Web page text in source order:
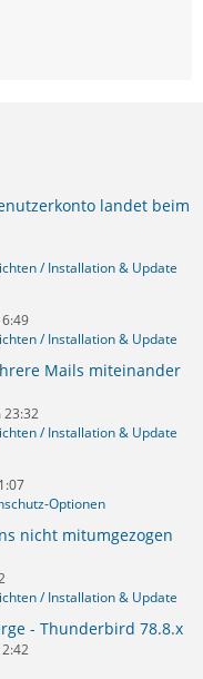
landet beim
/ Installation & Update
/ Installation & Update
Mails miteinander
23:32
/ Installation & Update
Optionen
nicht mitumgezogen
/ Installation & Update
- Thunderbird 78.8.x